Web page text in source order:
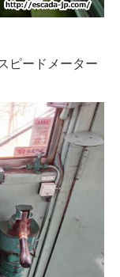
ピードメーター